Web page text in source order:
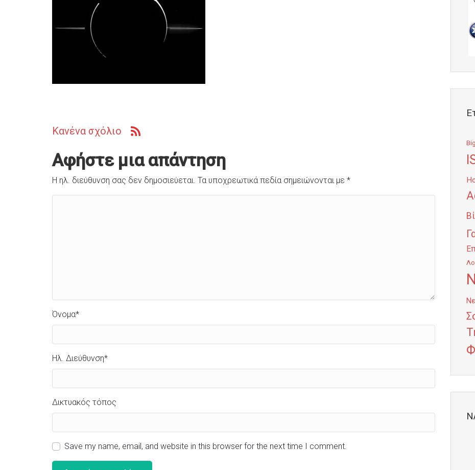
Κανένα σχόλιο
Αφήστε μια απάντηση
Η ηλ. διεύθυνση σας δεν δημοσιεύεται. Τα υποχρεωτικά πεδία σημειώνονται με *
Όνομα*
Ηλ. Διεύθυνση*
Δικτυακός τόπος
Save my name, email, and website in this browser for the next time I comment.